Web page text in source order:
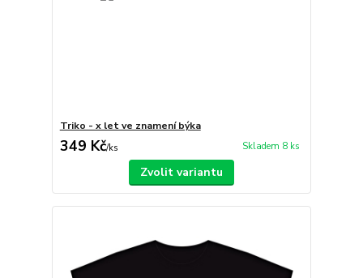
Triko - x let ve znamení býka
349 Kč/ks Skladem 8 ks
Zvolit variantu